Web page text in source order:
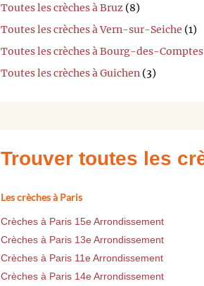
Toutes les crèches à Bruz (8)
Toutes les crèches à Vern-sur-Seiche (1)
Toutes les crèches à Bourg-des-Comptes
Toutes les crèches à Guichen (3)
Trouver toutes les
Les crèches à Paris
Crèches à Paris 15e Arrondissement
Crèches à Paris 13e Arrondissement
Crèches à Paris 11e Arrondissement
Crèches à Paris 14e Arrondissement